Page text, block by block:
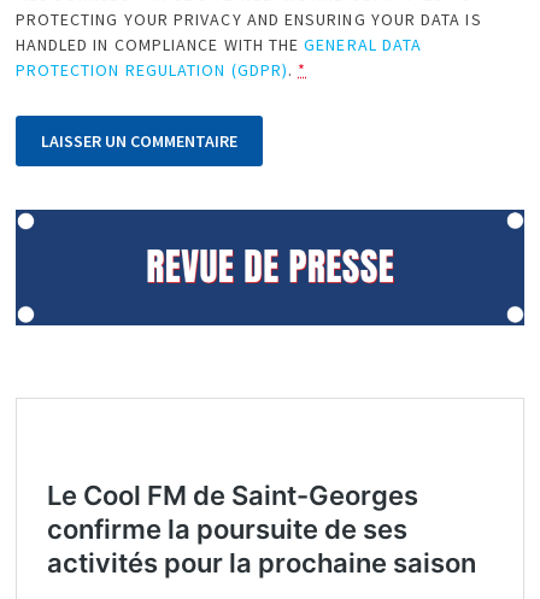
PROTECTING YOUR PRIVACY AND ENSURING YOUR DATA IS
HANDLED IN COMPLIANCE WITH THEGENERAL DATA
PROTECTION REGULATION (GDPR). *